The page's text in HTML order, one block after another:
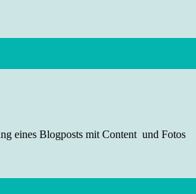
eines Blogposts mit Content und Fotos